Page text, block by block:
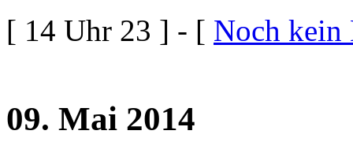
[ 14 Uhr 23 ] - [ Noch kein
09. Mai 2014